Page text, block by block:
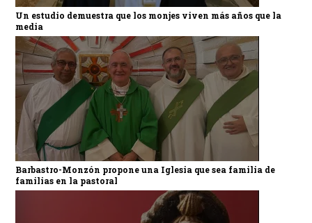
Un estudio demuestra que los monjes viven más años que la
media
Barbastro-Monzón propone una Iglesia que sea familia de
familias en la pastoral